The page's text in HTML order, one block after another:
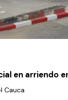
en arriendo
Cauca